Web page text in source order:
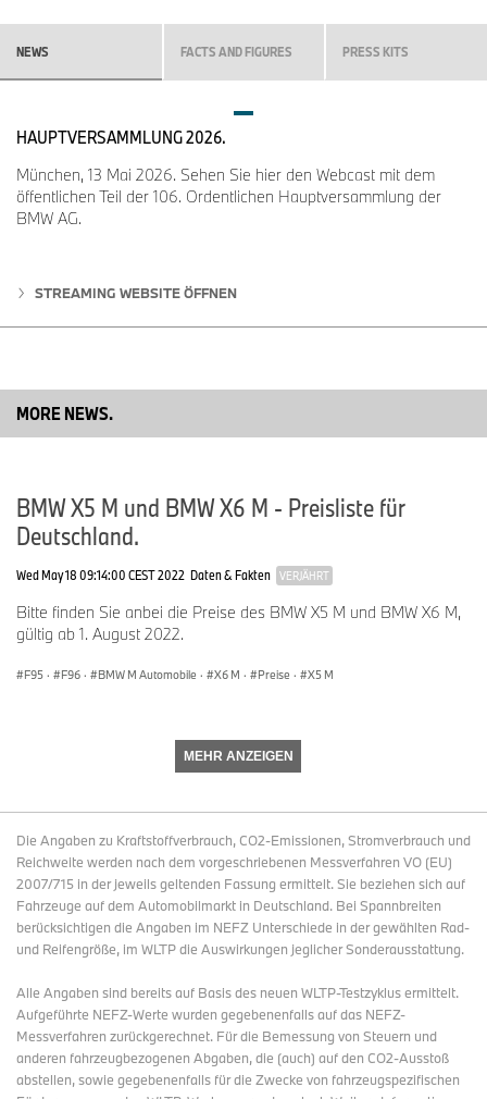
NEWS FACTS AND FIGURES PRESS KITS
HAUPTVERSAMMLUNG 2026.
München, 13 Mai 2026. Sehen Sie hier den Webcast mit dem
öffentlichen Teil der 106. Ordentlichen Hauptversammlung der
BMW AG.
STREAMING WEBSITE ÖFFNEN
MORE NEWS.
BMW X5 M und BMW X6 M - Preisliste für
Deutschland.
Wed May 18 09:14:00 CEST 2022 Daten & Fakten VERJÄHRT
Bitte finden Sie anbei die Preise des BMW X5 M und BMW X6 M,
gültig ab 1. August 2022.
F95 · F96 · BMW M Automobile · X6 M · Preise · X5 M
MEHR ANZEIGEN
Die Angaben zu Kraftstoffverbrauch, CO2-Emissionen, Stromverbrauch und
Reichweite werden nach dem vorgeschriebenen Messverfahren VO (EU)
2007/715 in der jeweils geltenden Fassung ermittelt. Sie beziehen sich auf
Fahrzeuge auf dem Automobilmarkt in Deutschland. Bei Spannbreiten
berücksichtigen die Angaben im NEFZ Unterschiede in der gewählten Rad-
und Reifengröße, im WLTP die Auswirkungen jeglicher Sonderausstattung.
Alle Angaben sind bereits auf Basis des neuen WLTP-Testzyklus ermittelt.
Aufgeführte NEFZ-Werte wurden gegebenenfalls auf das NEFZ-
Messverfahren zurückgerechnet. Für die Bemessung von Steuern und
anderen fahrzeugbezogenen Abgaben, die (auch) auf den CO2-Ausstoß
abstellen, sowie gegebenenfalls für die Zwecke von fahrzeugspezifischen